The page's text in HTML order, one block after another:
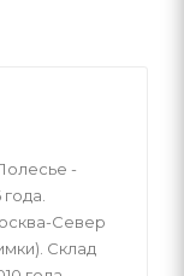
-
Север
Склад